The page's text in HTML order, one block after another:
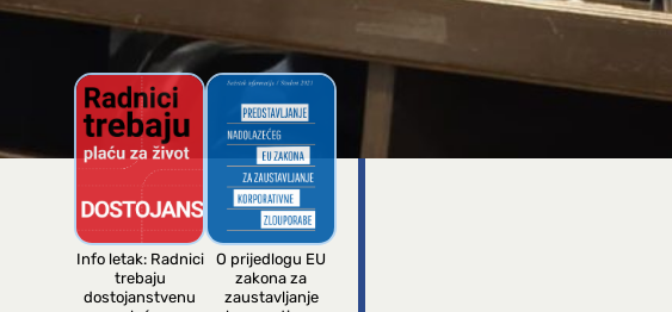
Info letak: Radnici
trebaju
dostojanstvenu
O prijedlogu EU
zakona za
zaustavljanje